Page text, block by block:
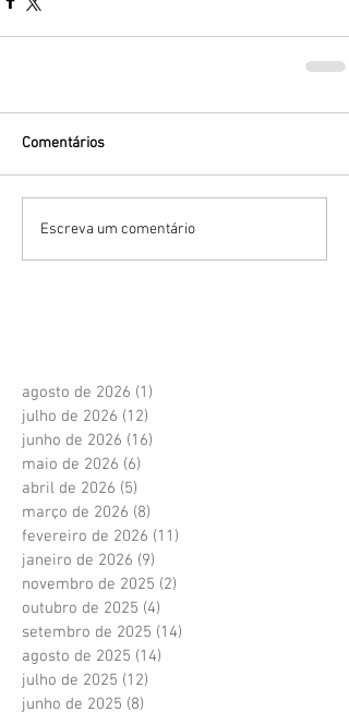
Comentários
Escreva um comentário
agosto de 2026 (1)
julho de 2026 (12)
junho de 2026 (16)
maio de 2026 (6)
abril de 2026 (5)
março de 2026 (8)
fevereiro de 2026 (11)
janeiro de 2026 (9)
novembro de 2025 (2)
outubro de 2025 (4)
setembro de 2025 (14)
agosto de 2025 (14)
julho de 2025 (12)
junho de 2025 (8)